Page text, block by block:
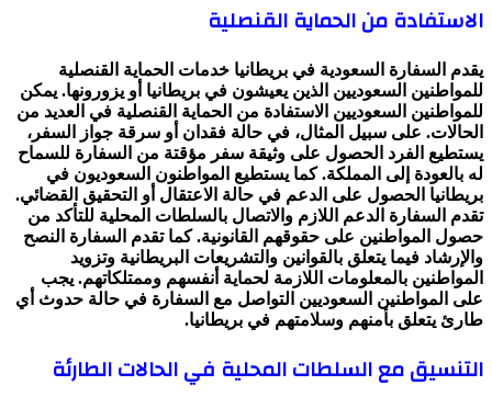
الاستفادة من الحماية القنصلية
يقدم السفارة السعودية في بريطانيا خدمات الحماية القنصلية
للمواطنين السعوديين الذين يعيشون في بريطانيا أو يزورونها. يمكن
للمواطنين السعوديين الاستفادة من الحماية القنصلية في العديد من
الحالات. على سبيل المثال، في حالة فقدان أو سرقة جواز السفر،
يستطيع الفرد الحصول على وثيقة سفر مؤقتة من السفارة للسماح
له بالعودة إلى المملكة. كما يستطيع المواطنون السعوديون في
بريطانيا الحصول على الدعم في حالة الاعتقال أو التحقيق القضائي.
تقدم السفارة الدعم اللازم والاتصال بالسلطات المحلية للتأكد من
حصول المواطنين على حقوقهم القانونية. كما تقدم السفارة النصح
والإرشاد فيما يتعلق بالقوانين والتشريعات البريطانية وتزويد
المواطنين بالمعلومات اللازمة لحماية أنفسهم وممتلكاتهم. يجب
على المواطنين السعوديين التواصل مع السفارة في حالة حدوث أي
طارئ يتعلق بأمنهم وسلامتهم في بريطانيا.
التنسيق مع السلطات المحلية في الحالات الطارئة